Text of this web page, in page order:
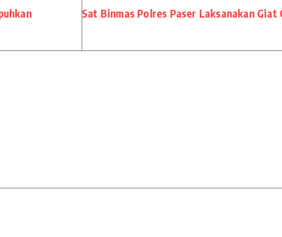
Sat Binmas Polres Paser Laksanakan Giat